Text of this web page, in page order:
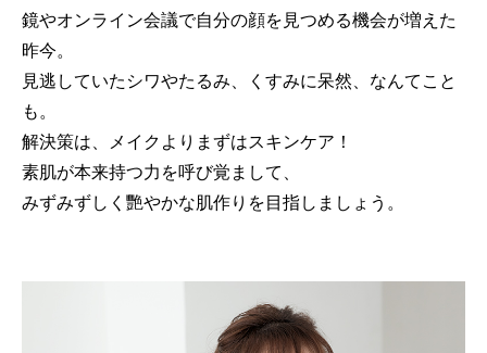
鏡やオンライン会議で自分の顔を見つめる機会が増えた
昨今。
見逃していたシワやたるみ、くすみに呆然、なんてこと
も。
解決策は、メイクよりまずはスキンケア！
素肌が本来持つ力を呼び覚まして、
みずみずしく艷やかな肌作りを目指しましょう。